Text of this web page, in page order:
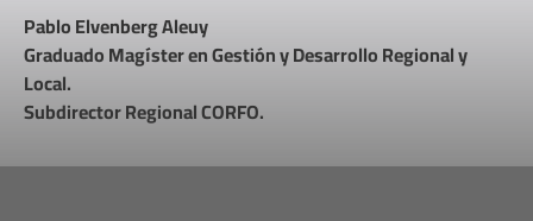
Pablo Elvenberg Aleuy
Graduado Magíster en Gestión y Desarrollo Regional y
Local.
Subdirector Regional CORFO.